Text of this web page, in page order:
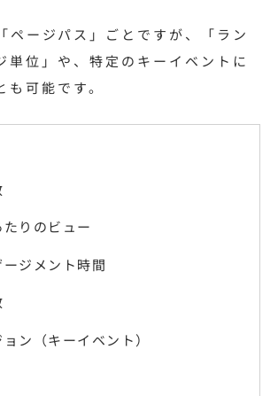
ページパス」ごとですが、「ラン
単位」や、特定のキーイベントに
可能です。
りのビュー
ジメント時間
ン（キーイベント）